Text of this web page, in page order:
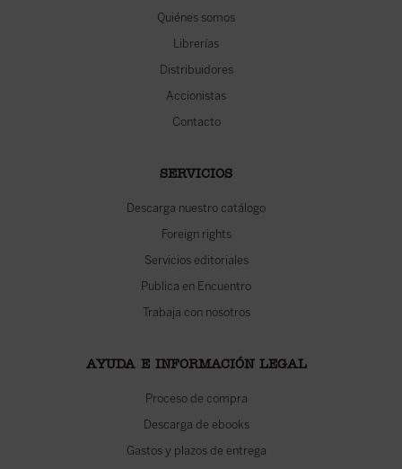
Quiénes somos
Librerías
Distribuidores
Accionistas
Contacto
SERVICIOS
Descarga nuestro catálogo
Foreign rights
Servicios editoriales
Publica en Encuentro
Trabaja con nosotros
AYUDA E INFORMACIÓN LEGAL
Proceso de compra
Descarga de ebooks
Gastos y plazos de entrega